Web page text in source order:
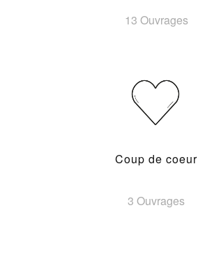
13 Ouvrages
Coup de coeur
3 Ouvrages